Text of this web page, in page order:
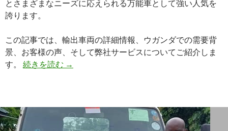
とさまざまなニーズに応えられる万能車として強い人気を
誇ります。
この記事では、輸出車両の詳細情報、ウガンダでの需要背
景、お客様の声、そして弊社サービスについてご紹介しま
す。 続きを読む
【買
ヨ
→